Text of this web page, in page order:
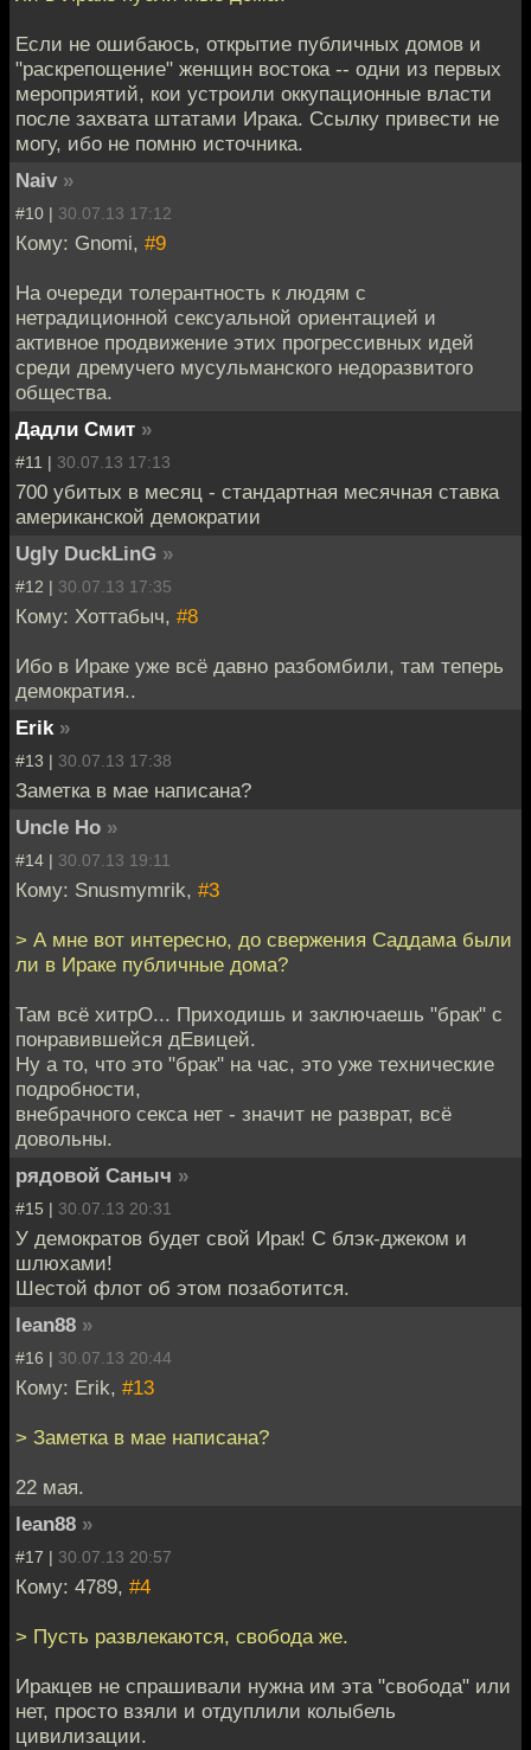
Если не ошибаюсь, открытие публичных домов и
"раскрепощение" женщин востока -- одни из первых
мероприятий, кои устроили оккупационные власти
после захвата штатами Ирака. Ссылку привести не
могу, ибо не помню источника.
Naiv »
#10 | 30.07.13 17:12
Кому: Gnomi, #9
На очереди толерантность к людям с
нетрадиционной сексуальной ориентацией и
активное продвижение этих прогрессивных идей
среди дремучего мусульманского недоразвитого
общества.
Дадли Смит »
#11 | 30.07.13 17:13
700 убитых в месяц - стандартная месячная ставка
американской демократии
Ugly DuckLinG »
#12 | 30.07.13 17:35
Кому: Хоттабыч, #8
Ибо в Ираке уже всё давно разбомбили, там теперь
демократия..
Erik »
#13 | 30.07.13 17:38
Заметка в мае написана?
Uncle Ho »
#14 | 30.07.13 19:11
Кому: Snusmymrik, #3
> А мне вот интересно, до свержения Саддама были
ли в Ираке публичные дома?
Там всё хитрО... Приходишь и заключаешь "брак" с
понравившейся дЕвицей.
Ну а то, что это "брак" на час, это уже технические
подробности,
внебрачного секса нет - значит не разврат, всё
довольны.
рядовой Саныч »
#15 | 30.07.13 20:31
У демократов будет свой Ирак! С блэк-джеком и
шлюхами!
Шестой флот об этом позаботится.
lean88 »
#16 | 30.07.13 20:44
Кому: Erik, #13
> Заметка в мае написана?
22 мая.
lean88 »
#17 | 30.07.13 20:57
Кому: 4789, #4
> Пусть развлекаются, свобода же.
Иракцев не спрашивали нужна им эта "свобода" или
нет, просто взяли и отдуплили колыбель
цивилизации.